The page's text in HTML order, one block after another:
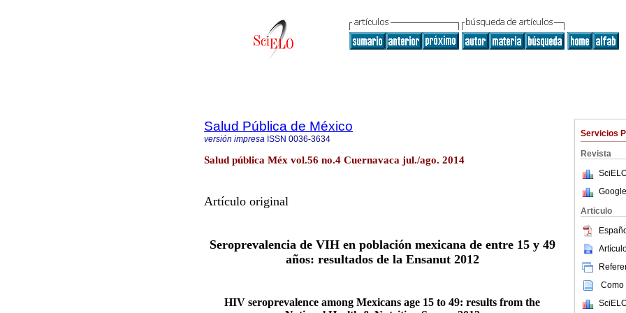
Servicios
Revista
Articulo
Como
Salud Pública de México
versión impresa ISSN 0036-3634
Salud pública Méx vol.56 no.4 Cuernavaca jul./ago. 2014
Artículo original
Seroprevalencia de VIH en población mexicana de entre 15 y 49
años: resultados de la Ensanut 2012
HIV seroprevalence among Mexicans age 15 to 49: results from the